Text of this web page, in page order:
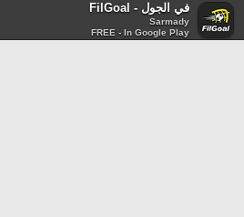
في الجول - FilGoal
Sarmady
FREE - In Google Play